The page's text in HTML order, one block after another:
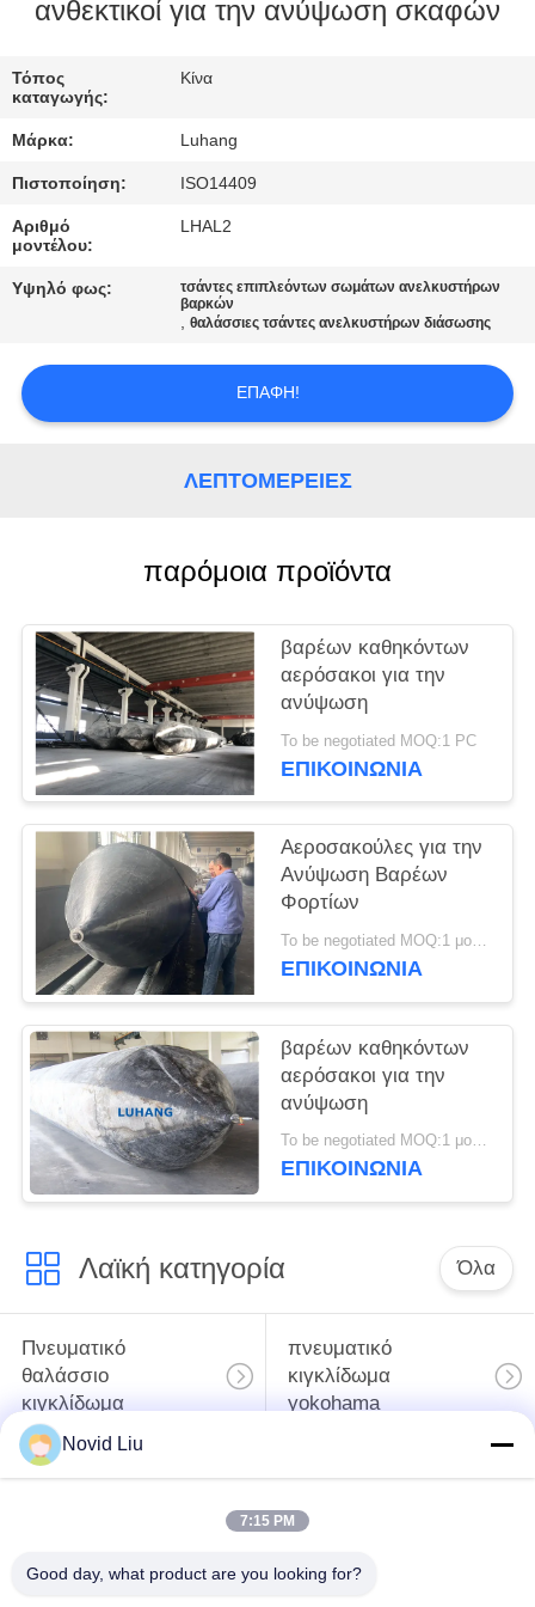
ΠΟΙΌΤΗΤΑΣ
ΜΑΣ
ΜΙΑ
ΠΡΟΣΦΟΡΆ
ανθεκτικοί για την ανύψωση σκαφών
Τόπος
καταγωγής:
Κίνα
Μάρκα: Luhang
Πιστοποίηση: ISO14409
Αριθμό
μοντέλου:
LHAL2
Υψηλό φως:
τσάντες επιπλεόντων σωμάτων ανελκυστήρων
βαρκών
,θαλάσσιες τσάντες ανελκυστήρων διάσωσης
ΕΠΑΦΉ!
ΛΕΠΤΟΜΈΡΕΙΕΣ
παρόμοια προϊόντα
βαρέων καθηκόντων
αερόσακοι για την
ανύψωση
To be negotiated MOQ:1 PC
ΕΠΙΚΟΙΝΩΝΙΑ
Αεροσακούλες για την
Ανύψωση Βαρέων
Φορτίων
To be negotiated MOQ:1 μονάδα
ΕΠΙΚΟΙΝΩΝΙΑ
βαρέων καθηκόντων
αερόσακοι για την
ανύψωση
To be negotiated MOQ:1 μονάδα
ΕΠΙΚΟΙΝΩΝΙΑ
Λαϊκή κατηγορία Όλα
Πνευματικό
θαλάσσιο
κιγκλίδωμα
πνευματικό
κιγκλίδωμα
yokohama
Πνευματικά
θαλάσσιος
αερόσακος
Novid Liu
7:15 PM
Good day, what product are you looking for?